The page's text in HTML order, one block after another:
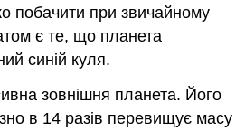
побачити при звичайному
є те, що планета
синій куля.
зовнішня планета. Його
в 14 разів перевищує масу